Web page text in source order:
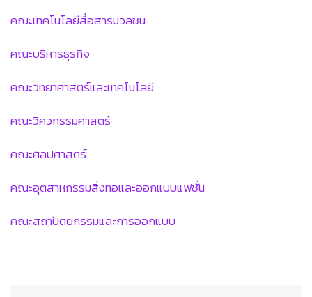
คณะเทคโนโลยีสื่อสารมวลชน
คณะบริหารธุรกิจ
คณะวิทยาศาสตร์และเทคโนโลยี
คณะวิศวกรรมศาสตร์
คณะศิลปศาสตร์
คณะอุตสาหกรรมสิ่งทอและออกแบบแฟชั่น
คณะสถาปัตยกรรมและการออกแบบ